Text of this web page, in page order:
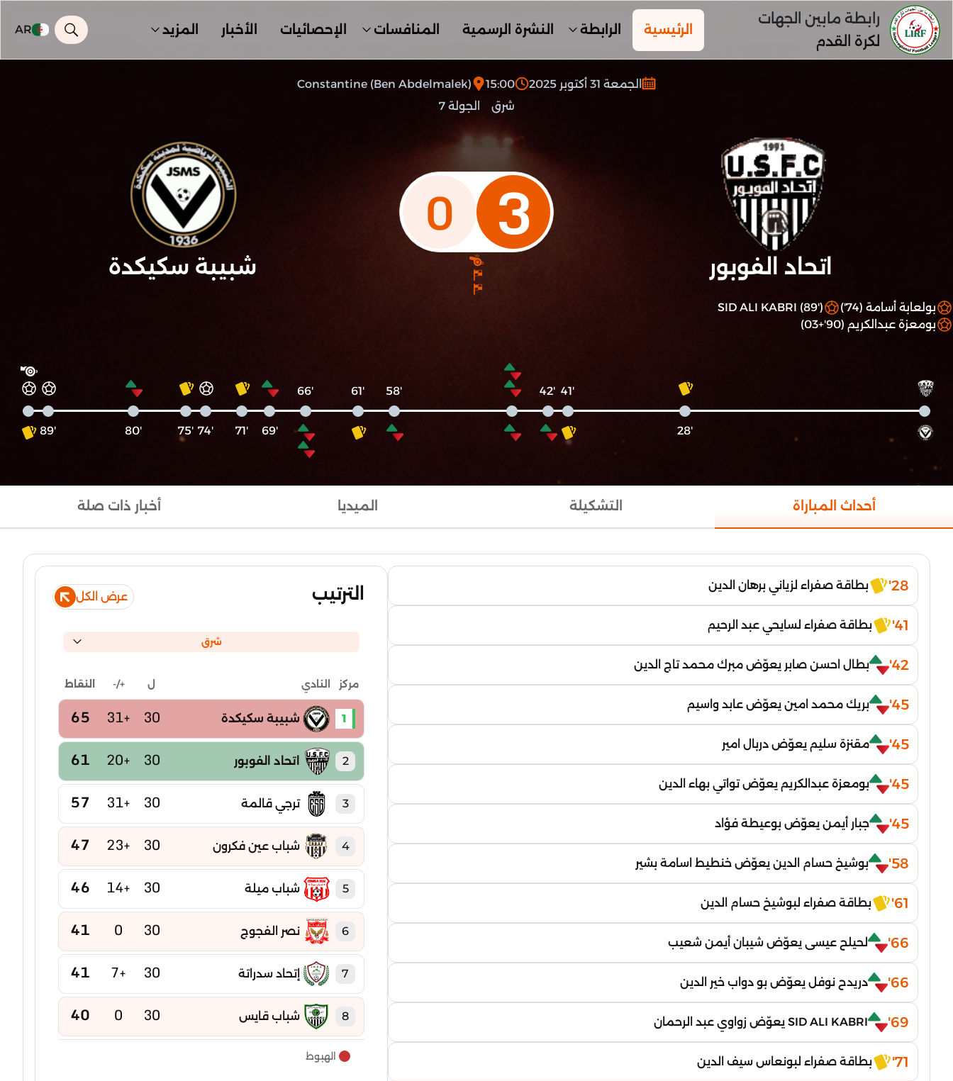
رابطة مابين الجهات
لكرة القدم
الرئيسية الرابطة النشرة الرسمية المنافسات الإحصائيات الأخبار المزيد AR
الجمعة 31 أكتوبر 2025 15:00
Constantine (Ben Abdelmalek)
شرق
الجولة 7
اتحاد الفوبور
3
0
شبيبة سكيكدة
بولعابة أسامة (74')
SID ALI KABRI (89')
بومعزة عبدالكريم (90'+03)
'28
'41
'42
'58
'61
'66
'69
'71
'74
'75
'80
'89
أحداث المباراة التشكيلة الميديا أخبار ذات صلة
28' بطاقة صفراء لزياني برهان الدين
41' بطاقة صفراء لسايحي عبد الرحيم
42' بطال احسن صابر يعوّض مبرك محمد تاج الدين
45' بريك محمد امين يعوّض عابد واسيم
45' مقنزة سليم يعوّض دربال امير
45' بومعزة عبدالكريم يعوّض تواتي بهاء الدين
45' جبار أيمن يعوّض بوعيطة فؤاد
58' بوشيخ حسام الدين يعوّض خنطيط اسامة بشير
61' بطاقة صفراء لبوشيخ حسام الدين
66' لحيلح عيسى يعوّض شيبان أيمن شعيب
66' دريدح نوفل يعوّض بو دواب خير الدين
69' SID ALI KABRI يعوّض زواوي عبد الرحمان
71' بطاقة صفراء لبونعاس سيف الدين
الترتيب عرض الكل
شرق
مركز النادي ل +/- النقاط
1 شبيبة سكيكدة 30
+31
65
2 اتحاد الفوبور 30
+20
61
3 ترجي قالمة 30
+31
57
4 شباب عين فكرون 30
+23
47
5 شباب ميلة 30
+14
46
6 نصر الفجوج 30
0
41
7 إتحاد سدراتة 30
+7
41
8 شباب قايس 30
0
40
9 الهبوط